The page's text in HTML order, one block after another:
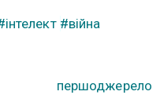
#війна
першоджерело